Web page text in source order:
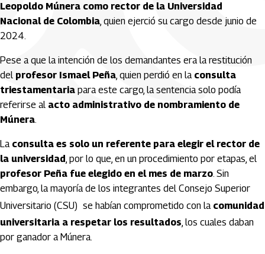
Leopoldo Múnera como rector de la Universidad
Nacional de Colombia, quien ejerció su cargo desde junio de
2024.
Pese a que la intención de los demandantes era la restitución
del profesor Ismael Peña, quien perdió en la consulta
triestamentaria para este cargo, la sentencia solo podía
referirse al acto administrativo de nombramiento de
Múnera.
La consulta es solo un referente para elegir el rector de
la universidad, por lo que, en un procedimiento por etapas, el
profesor Peña fue elegido en el mes de marzo. Sin
embargo, la mayoría de los integrantes del Consejo Superior
Universitario (CSU) se habían comprometido con la comunidad
universitaria a respetar los resultados, los cuales daban
por ganador a Múnera.